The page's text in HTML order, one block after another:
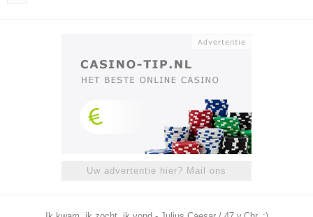
Uw advertentie hier? Mail ons